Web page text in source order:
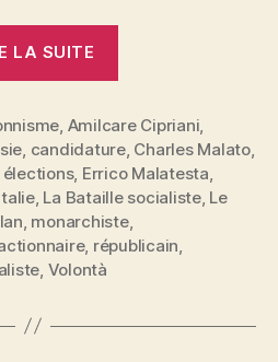
LA SUITE
Anarchistes
et
élections »
Amilcare Cipriani
candidature, Charles Malato,
élections, Errico Malatesta
, La Bataille socialiste, Le
monarchiste,
, républicain
Volontà